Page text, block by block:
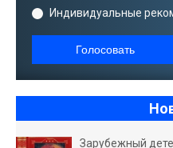
Индивидуальные
Голосовать
Зарубежный